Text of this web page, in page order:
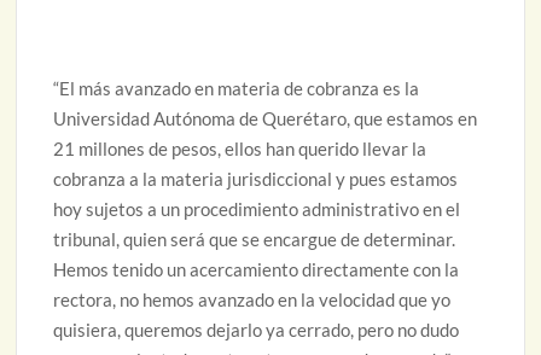
“El más avanzado en materia de cobranza es la
Universidad Autónoma de Querétaro, que estamos en
21 millones de pesos, ellos han querido llevar la
cobranza a la materia jurisdiccional y pues estamos
hoy sujetos a un procedimiento administrativo en el
tribunal, quien será que se encargue de determinar.
Hemos tenido un acercamiento directamente con la
rectora, no hemos avanzado en la velocidad que yo
quisiera, queremos dejarlo ya cerrado, pero no dudo